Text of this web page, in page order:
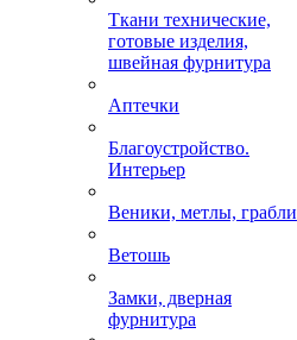
Ткани технические,
готовые изделия,
швейная фурнитура
Аптечки
Благоустройство.
Интерьер
Веники, метлы, грабли
Ветошь
Замки, дверная
фурнитура